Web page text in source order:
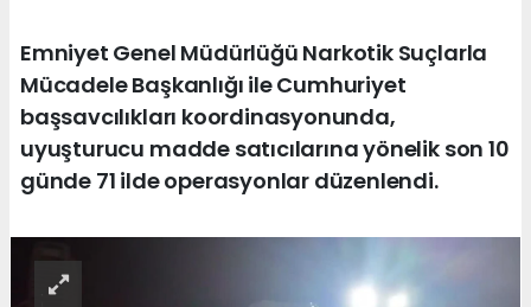
Emniyet Genel Müdürlüğü Narkotik Suçlarla
Mücadele Başkanlığı ile Cumhuriyet
başsavcılıkları koordinasyonunda,
uyuşturucu madde satıcılarına yönelik son 10
günde 71 ilde operasyonlar düzenlendi.